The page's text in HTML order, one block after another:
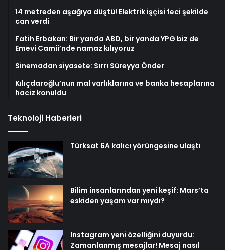
14 metreden aşağıya düştü! Elektrik işçisi feci şekilde
can verdi
Fatih Erbakan: Bir yanda ABD, bir yanda YPG biz de
Emevi Camii’nde namaz kılıyoruz
Sinemadan siyasete: Sırrı Süreyya Önder
Kılıçdaroğlu’nun mal varlıklarına ve banka hesaplarına
haciz konuldu
Teknoloji Haberleri
Türksat 6A kalıcı yörüngesine ulaştı
Bilim insanlarından yeni keşif: Mars’ta
eskiden yaşam var mıydı?
Instagram yeni özelliğini duyurdu:
Zamanlanmış mesajlar! Mesaj nasıl